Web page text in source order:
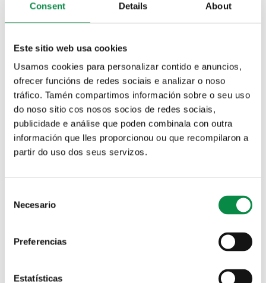
Consent Details About
Este sitio web usa cookies
Usamos cookies para personalizar contido e anuncios,
ofrecer funcións de redes sociais e analizar o noso
tráfico. Tamén compartimos información sobre o seu uso
do noso sitio cos nosos socios de redes sociais,
publicidade e análise que poden combinala con outra
información que lles proporcionou ou que recompilaron a
partir do uso dos seus servizos.
Selection
Necesario
Preferencias
Estatísticas
Perfil do contratante Sede electrónica
Oficina Virtual Tributaria Canle de denuncias
Solicitude de praza nas Escolas infantís municipais
carácter público non tributario
dos servizos municipais do Ciclo
2026